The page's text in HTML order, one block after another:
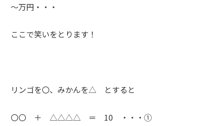
〜万円・・・
ここで笑いをとります！
リンゴを〇、みかんを△ とすると
〇〇 ＋ △△△△ ＝ 10 ・・・①